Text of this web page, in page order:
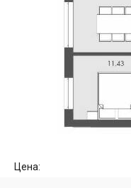
Цена: